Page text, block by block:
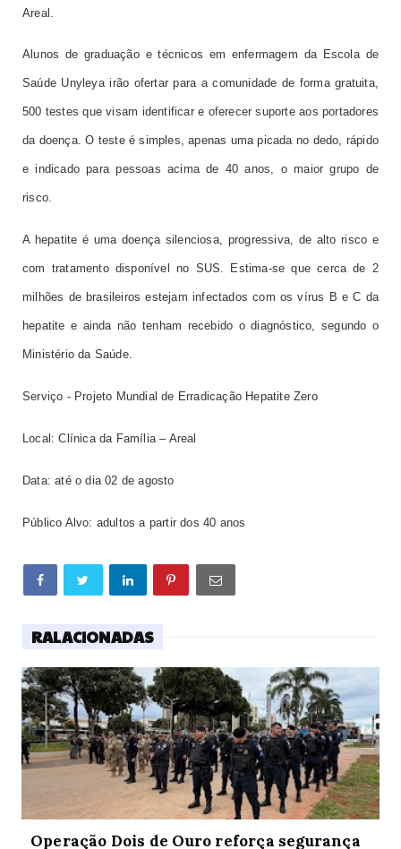
Areal.
Alunos de graduação e técnicos em enfermagem da Escola de
Saúde Unyleya irão ofertar para a comunidade de forma gratuita,
500 testes que visam identificar e oferecer suporte aos portadores
da doença. O teste é simples, apenas uma picada no dedo, rápido
e indicado para pessoas acima de 40 anos, o maior grupo de
risco.
A hepatite é uma doença silenciosa, progressiva, de alto risco e
com tratamento disponível no SUS. Estima-se que cerca de 2
milhões de brasileiros estejam infectados com os vírus B e C da
hepatite e ainda não tenham recebido o diagnóstico, segundo o
Ministério da Saúde.
Serviço - Projeto Mundial de Erradicação Hepatite Zero
Local: Clínica da Família – Areal
Data: até o dia 02 de agosto
Público Alvo: adultos a partir dos 40 anos
RALACIONADAS
Operação Dois de Ouro reforça segurança